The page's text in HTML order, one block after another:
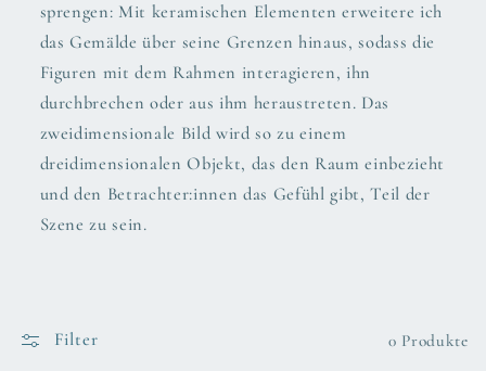
sprengen: Mit keramischen Elementen erweitere ich
das Gemälde über seine Grenzen hinaus, sodass die
Figuren mit dem Rahmen interagieren, ihn
durchbrechen oder aus ihm heraustreten. Das
zweidimensionale Bild wird so zu einem
dreidimensionalen Objekt, das den Raum einbezieht
und den Betrachter:innen das Gefühl gibt, Teil der
Szene zu sein.
Filter 0 Produkte